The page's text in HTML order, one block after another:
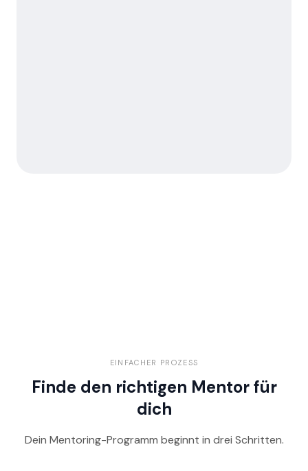
EINFACHER PROZESS
Finde den richtigen Mentor für
dich
Dein Mentoring-Programm beginnt in drei Schritten.